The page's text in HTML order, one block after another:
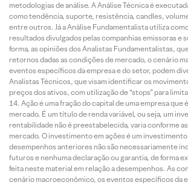
metodologias de análise. A Análise Técnica é
como tendência, suporte, resistência, candles,
entre outros. Já a Análise Fundamentalista utiliza
resultados divulgados pelas companhias emissoras e
forma, as opiniões dos Analistas Fundamentalistas,
retornos dadas as condições de mercado, o cenário
eventos específicos da empresa e do setor, podem
Analistas Técnicos, que visam identificar os
preços dos ativos, com utilização de “stops” para
Ação é uma fração do capital de uma empresa que
mercado. É um título de renda variável, ou seja, um
rentabilidade não é preestabelecida, varia conforme
mercado. O investimento em ações é um
desempenhos anteriores não são necessariamente
futuros e nenhuma declaração ou garantia, de forma
feita neste material em relação a desempenhos. As
cenário macroeconômico, os eventos específicos da